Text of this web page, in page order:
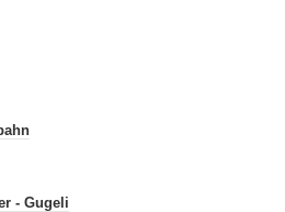
- Gugeli